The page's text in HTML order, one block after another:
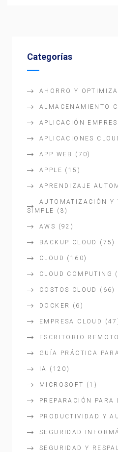
Categorías
AHORRO Y
ALMACENAMIENTO
APLICACIÓN
APLICACIONES
APP WEB (70)
APPLE (15)
APRENDIZAJE
AUTOMATIZACIÓN Y
SIMPLE
(3)
AWS (92)
BACKUP CLOUD (75)
CLOUD (160)
CLOUD COMPUTING
COSTOS CLOUD (66)
DOCKER (6)
EMPRESA CLOUD
ESCRITORIO REMOTO
GUÍA PRÁCTICA
IA (120)
MICROSOFT (1)
PREPARACIÓN PARA
PRODUCTIVIDAD Y
SEGURIDAD
SEGURIDAD Y